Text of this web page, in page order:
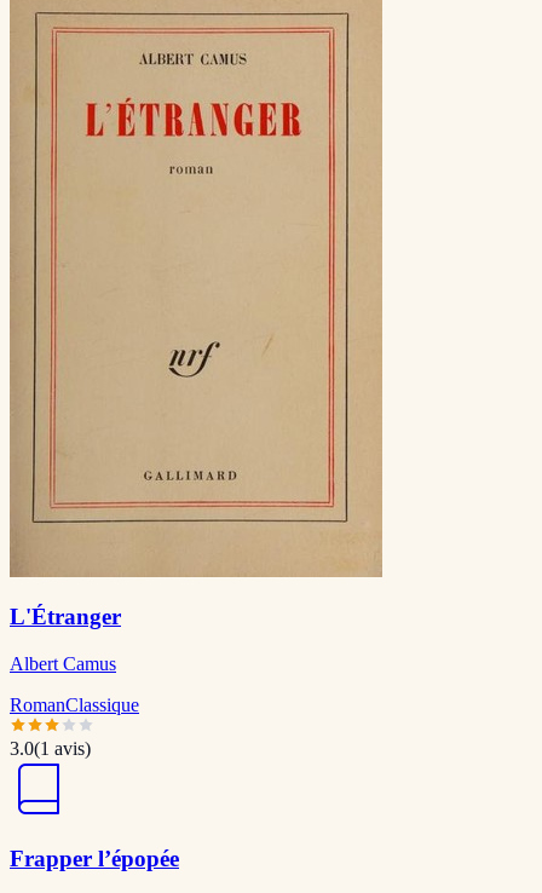
L'Étranger
Albert Camus
RomanClassique
3.0(1 avis)
Frapper l’épopée